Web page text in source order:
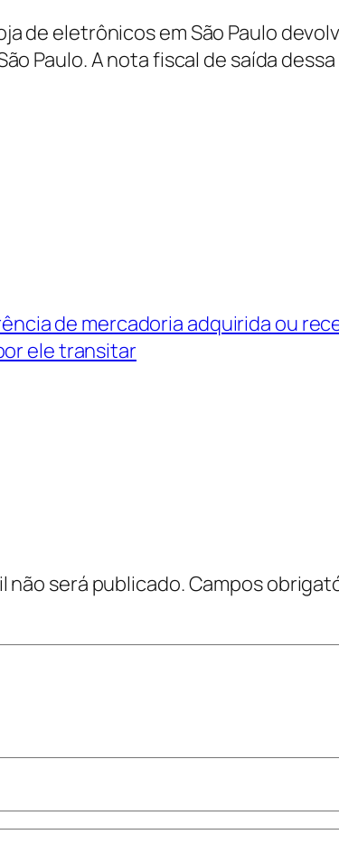
de eletrônicos em São Paulo
Paulo. A nota fiscal de saída
de mercadoria adquirida ou
ele transitar
não será publicado.Campos